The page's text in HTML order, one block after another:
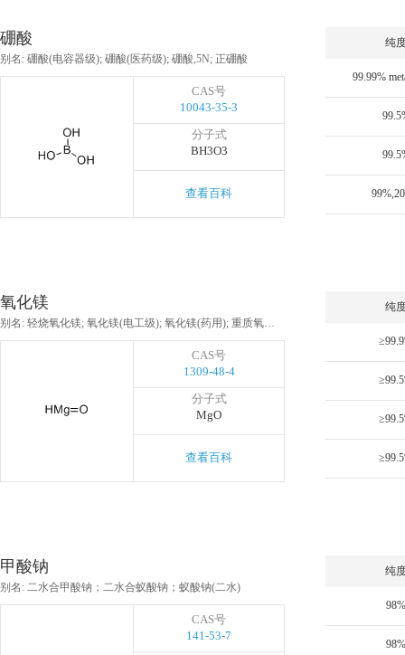
硼酸
别名: 硼酸(电容器级); 硼酸(医药级); 硼酸,5N; 正硼酸
CAS号
10043-35-3
分子式
BH3O3
查看百科
纯
99.99%
氧化镁
别名: 轻烧氧化镁; 氧化镁(电工级); 氧化镁(药用); 重质氧化镁; 苦土; 灯粉; 纳米氧化镁; MgO-70; 氧化镁/纳米氧化镁; 改性氧化镁粉SD-3; 氧化镁(磁性); 氧化镁(硅钢级); 氧化镁(纳米); 氧化镁(重质); 煅烧氧化镁; 苛性氧化镁; 轻烧镁石; 单晶体氧化镁; 纯轻烧氧化镁; 吸湿剂氧化镁; 吸酸剂氧化镁; 金属氧化物; 活性剂
CAS号
1309-48-4
分子式
MgO
查看百科
纯
甲酸钠
别名: 二水合甲酸钠；二水合蚁酸钠；蚁酸钠(二水)
CAS号
141-53-7
纯
98%
98%